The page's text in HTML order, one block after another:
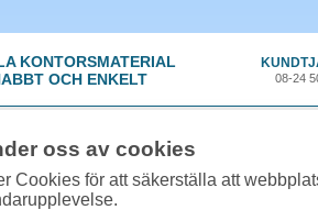
KONTORSMATERIAL
OCH ENKELT
08-24
Skydd»Tröjor & skjortor»Pikétröja Texet
oss av cookies
Cookies för att säkerställa att